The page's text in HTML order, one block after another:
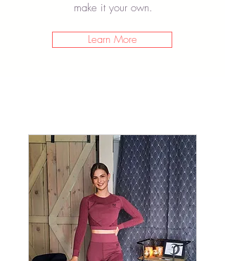
make it your own.
Learn More